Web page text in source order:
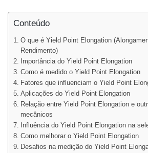
Conteúdo
O que é Yield Point Elongation
Rendimento)
Importância do Yield Point Elongation
Como é medido o Yield Point Elongation
Fatores que influenciam o Yield Point
Aplicações do Yield Point Elongation
Relação entre Yield Point Elongation e
mecânicos
Influência do Yield Point Elongation na
Como melhorar o Yield Point Elongation
Desafios na medição do Yield Point